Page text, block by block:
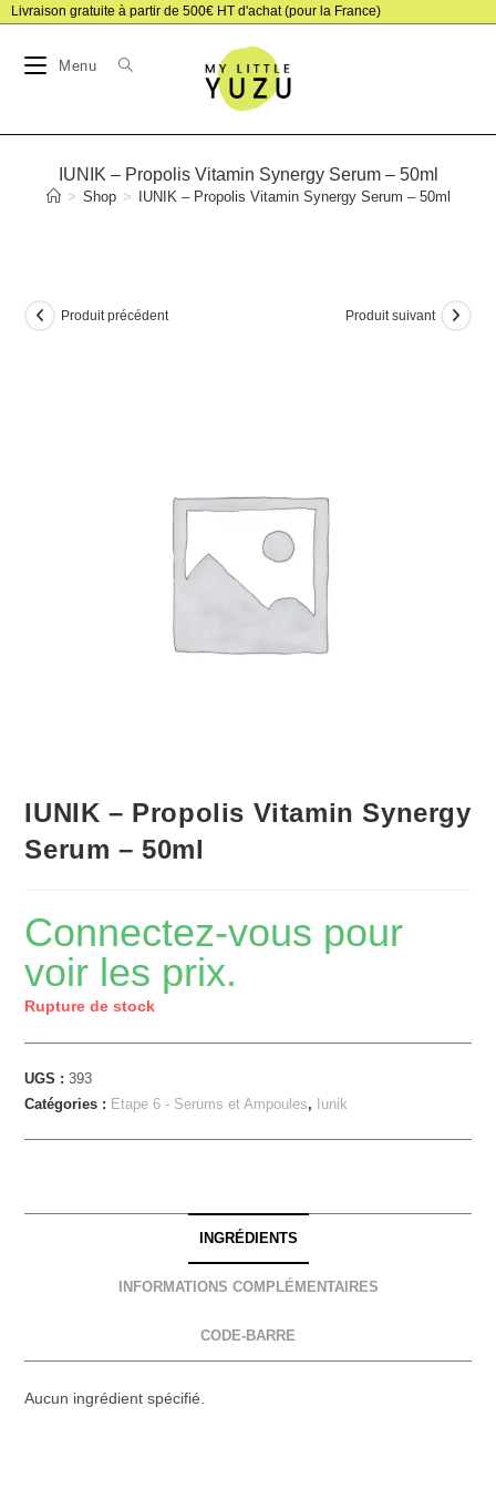
Skip
content
Livraison gratuite à partir de 500€ HT d'achat (pour la France)
Menu
IUNIK – Propolis Vitamin Synergy Serum – 50ml
> Shop > IUNIK – Propolis Vitamin Synergy Serum – 50ml
Produit précédent Produit suivant
IUNIK – Propolis Vitamin Synergy
Serum – 50ml
Connectez-vous pour
voir les prix.
Rupture de stock
UGS :393
Catégories : Etape 6 - Serums et Ampoules, Iunik
INGRÉDIENTS
INFORMATIONS COMPLÉMENTAIRES
CODE-BARRE
Aucun ingrédient spécifié.